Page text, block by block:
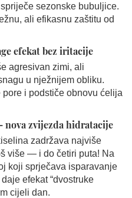
sezonske bubuljice.
ali efikasnu zaštitu od
efekat bez iritacije
agresivan zimi, ali
u nježnijem obliku.
i podstiče obnovu ćelija
zvijezda hidratacije
zadržava najviše
više — i do četiri puta! Na
koji sprječava isparavanje
efekat “dvostruke
cijeli dan.